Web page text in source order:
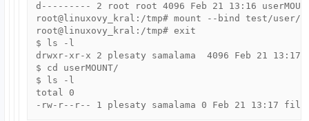
d--------- 2 root root 4096 Feb 21 13:16
root@linuxovy_kral:/tmp# mount --bind test/user/ ./
root@linuxovy_kral:/tmp# exit
$ ls -l
drwxr-xr-x 2 plesaty samalama  4096 Feb 21 13:17
$ cd userMOUNT/
$ ls -l
total 0
-rw-r--r-- 1 plesaty samalama 0 Feb 21 13:17 file